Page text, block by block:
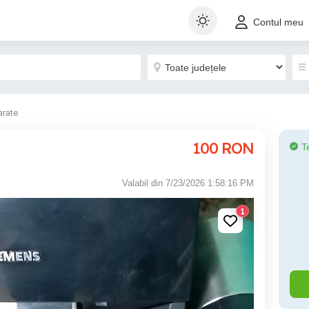
Contul meu
100 RON
Valabil din 7/23/2026 1:58:16 PM
1